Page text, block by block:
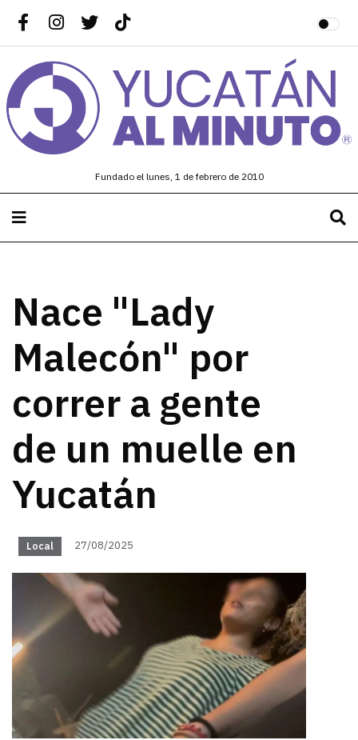
Fundado el lunes, 1 de febrero de 2010
Nace "Lady
Malecón" por
correr a gente
de un muelle en
Yucatán
Local 27/08/2025